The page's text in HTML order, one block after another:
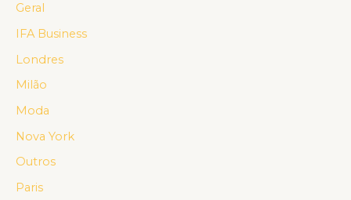
Geral
IFA Business
Londres
Milão
Moda
Nova York
Outros
Paris